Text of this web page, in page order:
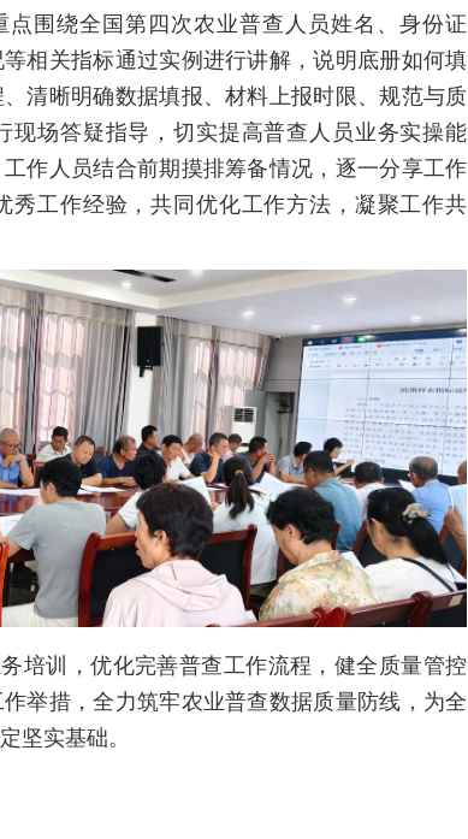
围绕全国第四次农业普查人员姓名、身份证
相关指标通过实例进行讲解，说明底册如何填
清晰明确数据填报、材料上报时限、规范与质
现场答疑指导，切实提高普查人员业务实操能
作人员结合前期摸排筹备情况，逐一分享工作
秀工作经验，共同优化工作方法，凝聚工作共
培训，优化完善普查工作流程，健全质量管控
举措，全力筑牢农业普查数据质量防线，为全
坚实基础。